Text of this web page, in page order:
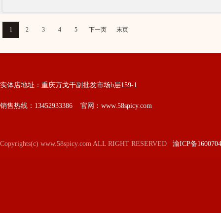
1 2 3 4 5 下一页 末页
实体店地址：重庆万戈干副批发市场b层159-1
销售热线：13452933386 官网：www.58spicy.com
Copyrights(c) www.58spicy.com ALL RIGHT RESERVED 渝ICP备